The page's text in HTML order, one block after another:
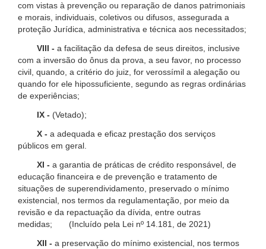
com vistas à prevenção ou reparação de danos patrimoniais
e morais, individuais, coletivos ou difusos, assegurada a
proteção Jurídica, administrativa e técnica aos necessitados;
VIII - a facilitação da defesa de seus direitos, inclusive
com a inversão do ônus da prova, a seu favor, no processo
civil, quando, a critério do juiz, for verossímil a alegação ou
quando for ele hipossuficiente, segundo as regras ordinárias
de experiências;
IX - (Vetado);
X - a adequada e eficaz prestação dos serviços
públicos em geral.
XI - a garantia de práticas de crédito responsável, de
educação financeira e de prevenção e tratamento de
situações de superendividamento, preservado o mínimo
existencial, nos termos da regulamentação, por meio da
revisão e da repactuação da dívida, entre outras
medidas; (Incluído pela Lei nº 14.181, de 2021)
XII - a preservação do mínimo existencial, nos termos